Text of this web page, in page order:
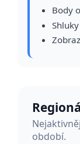
Body
období.